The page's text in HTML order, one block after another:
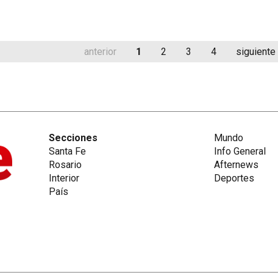
anterior 1 2 3 4 siguiente
Secciones
Santa Fe
Rosario
Interior
País
Mundo
Info General
Afternews
Deportes